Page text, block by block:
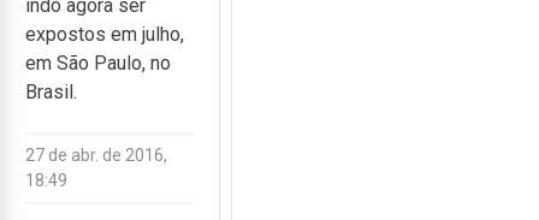
indo agora ser
expostos em julho,
em São Paulo, no
Brasil.
27 de abr. de 2016,
18:49